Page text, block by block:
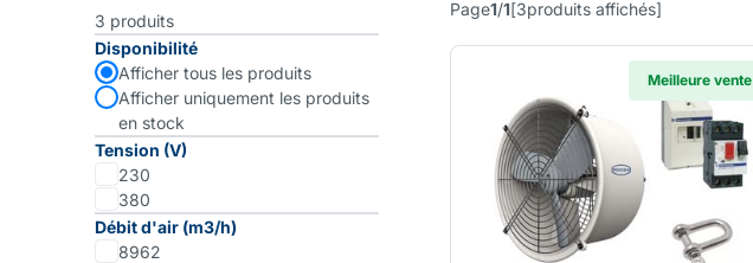
3 produits
Disponibilité
Afficher tous les produits
Afficher uniquement les produits
en stock
Tension (V)
230
380
Débit d'air (m3/h)
8962
Page1/1[3produits affichés]
Meilleure vente